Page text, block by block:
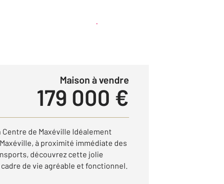
Créer une alerte
Maison à vendre
179 000 €
Centre de Maxéville Idéalement
à proximité immédiate des
découvrez cette jolie
de vie agréable et fonctionnel.